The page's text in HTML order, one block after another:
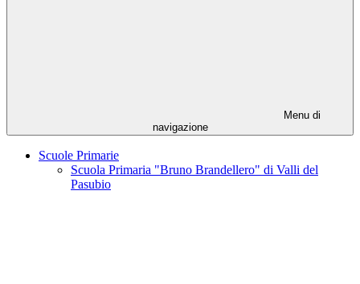
Menu di
navigazione
Scuole Primarie
Scuola Primaria "Bruno Brandellero" di Valli del
Pasubio